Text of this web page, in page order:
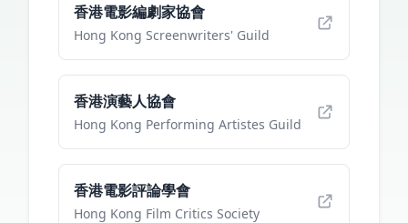
香港電影編劇家協會
Hong Kong Screenwriters' Guild
香港演藝人協會
Hong Kong Performing Artistes Guild
香港電影評論學會
Hong Kong Film Critics Society